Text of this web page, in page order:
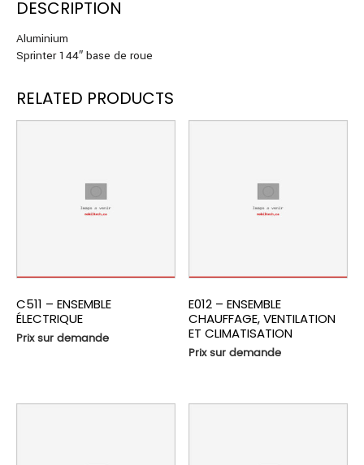
DESCRIPTION
Aluminium
Sprinter 144″ base de roue
RELATED PRODUCTS
C511 – ENSEMBLE
ÉLECTRIQUE
Prix sur demande
E012 – ENSEMBLE
CHAUFFAGE, VENTILATION
ET CLIMATISATION
Prix sur demande